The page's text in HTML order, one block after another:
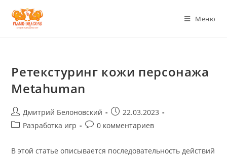
Перейти
содержимому
Меню
Ретекстуринг кожи персонажа
Metahuman
Post
author:
Дмитрий Белоновский
Запись
опубликована:
22.03.2023
PostРазработка игр
Post0 комментариев
В этой статье описывается последовательность действий